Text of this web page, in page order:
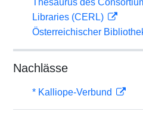
Thesaurus des
Libraries (CERL)
Österreichischer
Nachlässe
* Kalliope-Verbund